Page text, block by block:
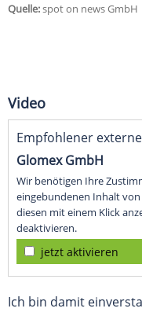
Quelle:spot on news GmbH
Video
Empfohlener
Glomex GmbH
Wir benötigen Ihre
eingebundenen Inhalt von
diesen mit einem Klick
deaktivieren.
jetzt aktivieren
Ich bin damit